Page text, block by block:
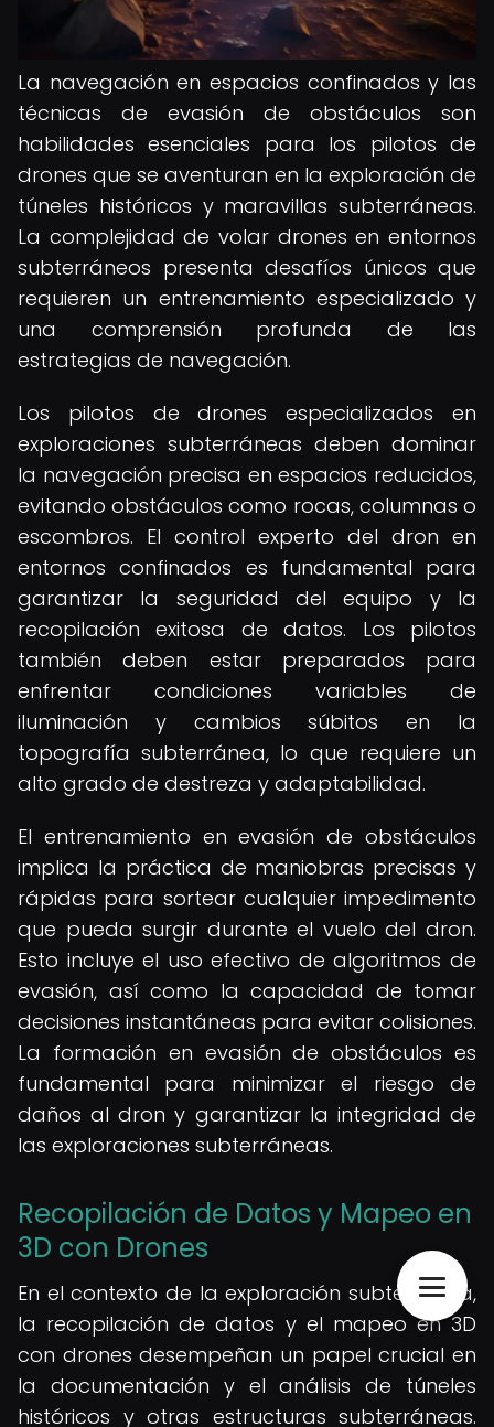
La navegación en espacios confinados y las
técnicas de evasión de obstáculos son
habilidades esenciales para los pilotos de
drones que se aventuran en la exploración de
túneles históricos y maravillas subterráneas.
La complejidad de volar drones en entornos
subterráneos presenta desafíos únicos que
requieren un entrenamiento especializado y
una comprensión profunda de las
estrategias de navegación.
Los pilotos de drones especializados en
exploraciones subterráneas deben dominar
la navegación precisa en espacios reducidos,
evitando obstáculos como rocas, columnas o
escombros. El control experto del dron en
entornos confinados es fundamental para
garantizar la seguridad del equipo y la
recopilación exitosa de datos. Los pilotos
también deben estar preparados para
enfrentar condiciones variables de
iluminación y cambios súbitos en la
topografía subterránea, lo que requiere un
alto grado de destreza y adaptabilidad.
El entrenamiento en evasión de obstáculos
implica la práctica de maniobras precisas y
rápidas para sortear cualquier impedimento
que pueda surgir durante el vuelo del dron.
Esto incluye el uso efectivo de algoritmos de
evasión, así como la capacidad de tomar
decisiones instantáneas para evitar colisiones.
La formación en evasión de obstáculos es
fundamental para minimizar el riesgo de
daños al dron y garantizar la integridad de
las exploraciones subterráneas.
Recopilación de Datos y Mapeo en
3D con Drones
En el contexto de la exploración subterránea,
la recopilación de datos y el mapeo en 3D
con drones desempeñan un papel crucial en
la documentación y el análisis de túneles
históricos y otras estructuras subterráneas.